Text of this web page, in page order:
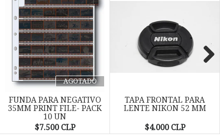
AGOTADO
FUNDA PARA NEGATIVO
35MM PRINT FILE- PACK
10 UN
$7.500 CLP
TAPA FRONTAL PARA
LENTE NIKON 52 MM
$4.000 CLP